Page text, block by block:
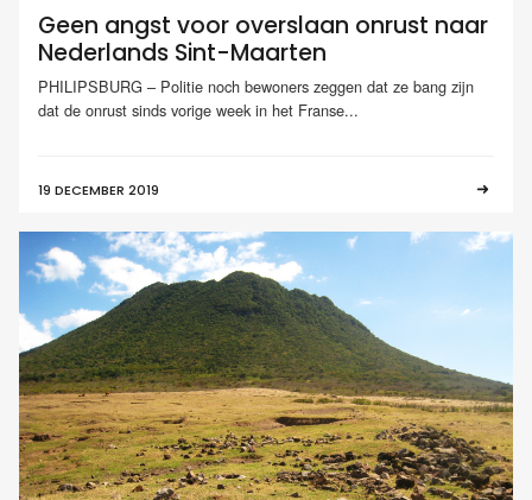
Geen angst voor overslaan onrust naar
Nederlands Sint-Maarten
PHILIPSBURG – Politie noch bewoners zeggen dat ze bang zijn
dat de onrust sinds vorige week in het Franse...
19 DECEMBER 2019